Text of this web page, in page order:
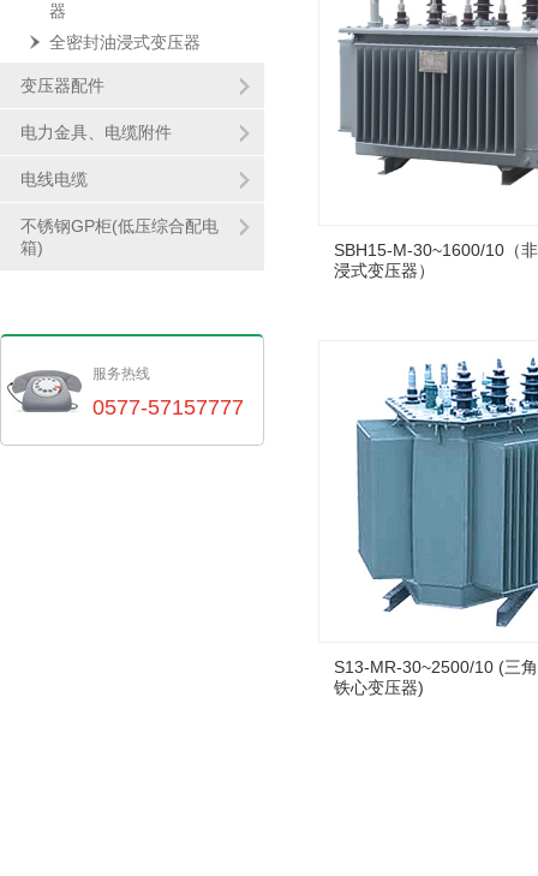
器
全密封油浸式变压器
变压器配件
电力金具、电缆附件
电线电缆
不锈钢GP柜(低压综合配电
箱)
服务热线
0577-57157777
SBH15-M-30~1600/10（
浸式变压器）
S13-MR-30~2500/10 (三
铁心变压器)